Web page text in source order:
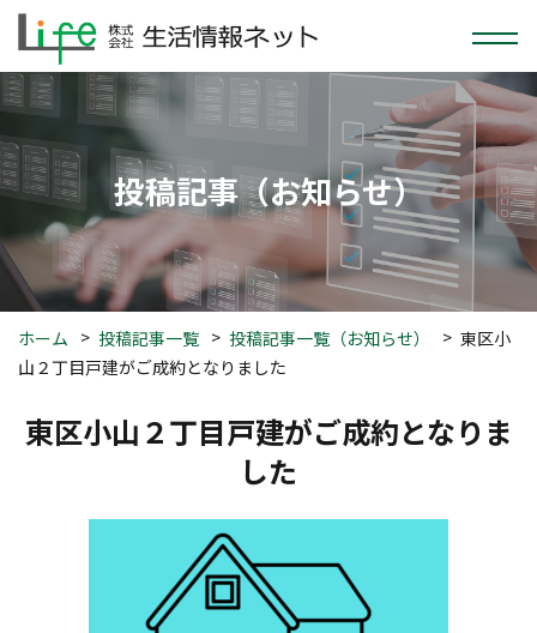
投稿記事（お知らせ）
ホーム 投稿記事一覧 投稿記事一覧（お知らせ）
東区小
山２丁目戸建がご成約となりました
東区小山２丁目戸建がご成約となりま
した